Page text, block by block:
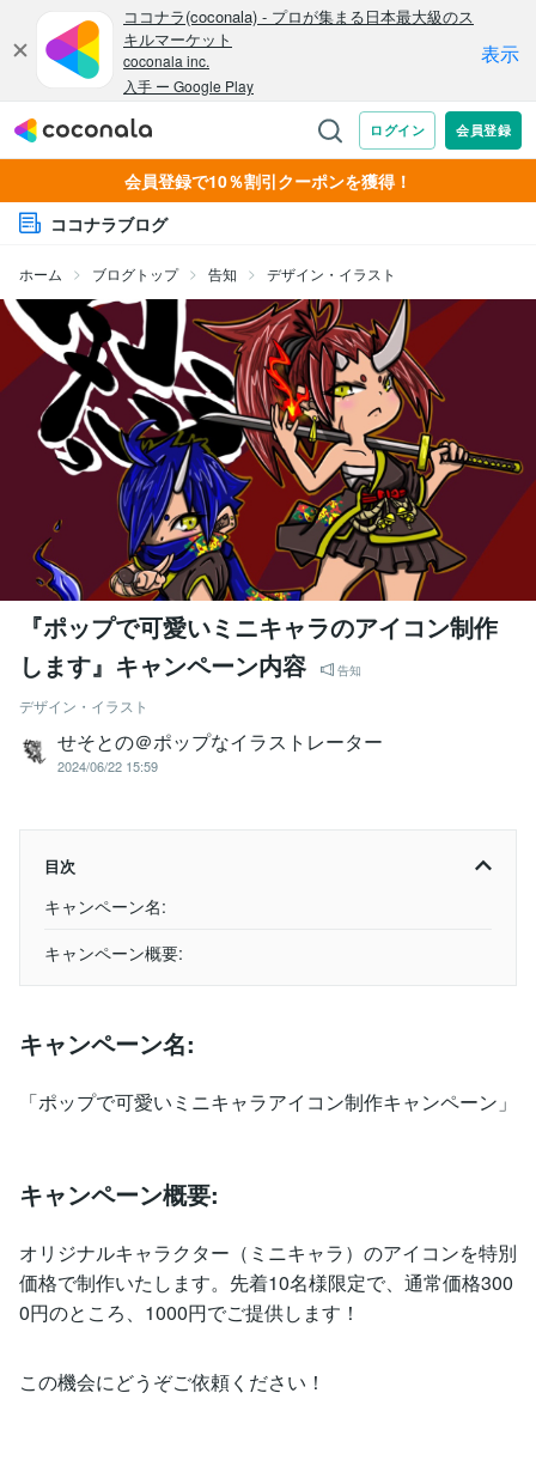
会員登録で10％割引クーポンを獲得！
ココナラブログ
ホーム ブログトップ 告知 デザイン・イラスト
『ポップで可愛いミニキャラのアイコン制作
します』キャンペーン内容
告知
デザイン・イラスト
せそとの＠ポップなイラストレーター
2024/06/22 15:59
目次
キャンペーン名:
キャンペーン概要:
キャンペーン名:
「ポップで可愛いミニキャラアイコン制作キャンペーン」
キャンペーン概要:
オリジナルキャラクター（ミニキャラ）のアイコンを特別
価格で制作いたします。先着10名様限定で、通常価格300
0円のところ、1000円でご提供します！
この機会にどうぞご依頼ください！